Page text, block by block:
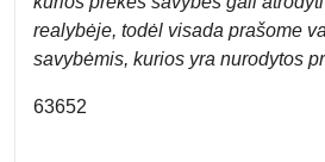
realybėje, todėl visada prašome
savybėmis, kurios yra nurodytos
63652